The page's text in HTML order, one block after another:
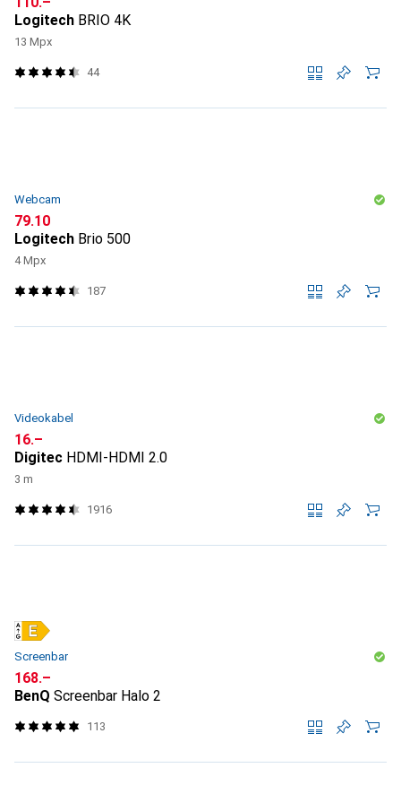
Logitech BRIO 4K
13 Mpx
44
Webcam
CHF
79.10
Logitech Brio 500
4 Mpx
187
Videokabel
CHF
16.–
Digitec HDMI-HDMI 2.0
3 m
1916
Screenbar
CHF
168.–
BenQ Screenbar Halo 2
113